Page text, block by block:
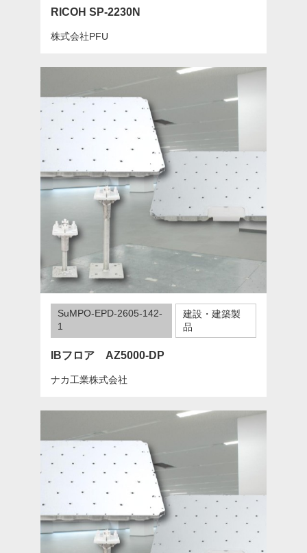
RICOH SP-2230N
株式会社PFU
SuMPO-EPD-2605-142-
1
建設・建築製
品
IBフロア AZ5000-DP
ナカ工業株式会社